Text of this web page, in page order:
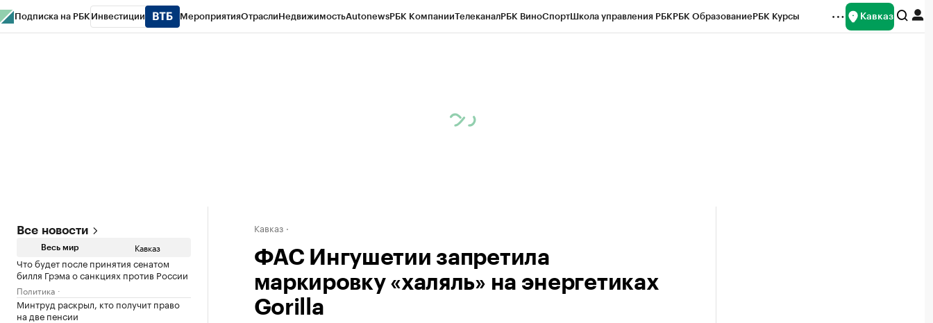
Подписка на РБК Инвестиции МероприятияОтраслиНедвижимостьAutonewsРБК КомпанииТелеканалРБК ВиноСпортШкола управления РБКРБК ОбразованиеРБК Курсы Кавказ
Все новости
Весь мир Кавказ
Что будет после принятия сенатом
билля Грэма о санкциях против России
Политика
Минтруд раскрыл, кто получит право
на две пенсии
Кавказ
ФАС Ингушетии запретила
маркировку «халяль» на энергетиках
Gorilla